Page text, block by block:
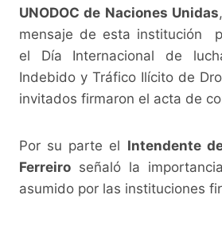
UNODOC de Naciones Unidas
mensaje de esta institución
el Día Internacional de
Indebido y Tráfico Ilícito de
invitados firmaron el acta de
Por su parte el Intendente
Ferreiro señaló la
asumido por las instituciones